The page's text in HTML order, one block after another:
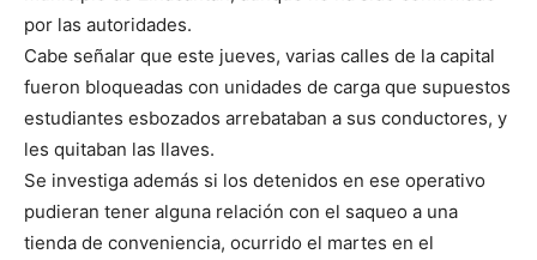
por las autoridades.
Cabe señalar que este jueves, varias calles de la capital
fueron bloqueadas con unidades de carga que supuestos
estudiantes esbozados arrebataban a sus conductores, y
les quitaban las llaves.
Se investiga además si los detenidos en ese operativo
pudieran tener alguna relación con el saqueo a una
tienda de conveniencia, ocurrido el martes en el